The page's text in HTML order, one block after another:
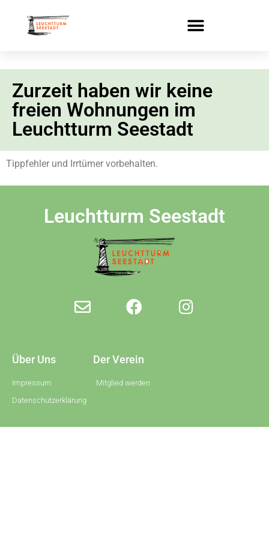
Zurzeit haben wir keine
freien Wohnungen im
Leuchtturm Seestadt
Tippfehler und Irrtümer vorbehalten.
Leuchtturm Seestadt
Über Uns
Impressum
Datenschutzerklärung
Der Verein
Mitglied werden